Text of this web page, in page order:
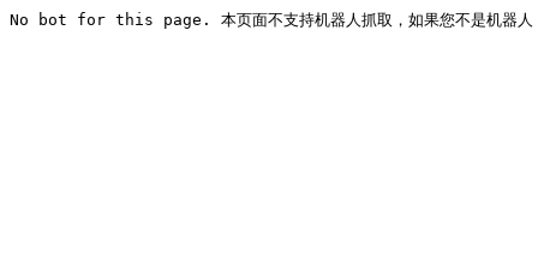
No bot for this page. 本页面不支持机器人抓取，如果您不是机器人，